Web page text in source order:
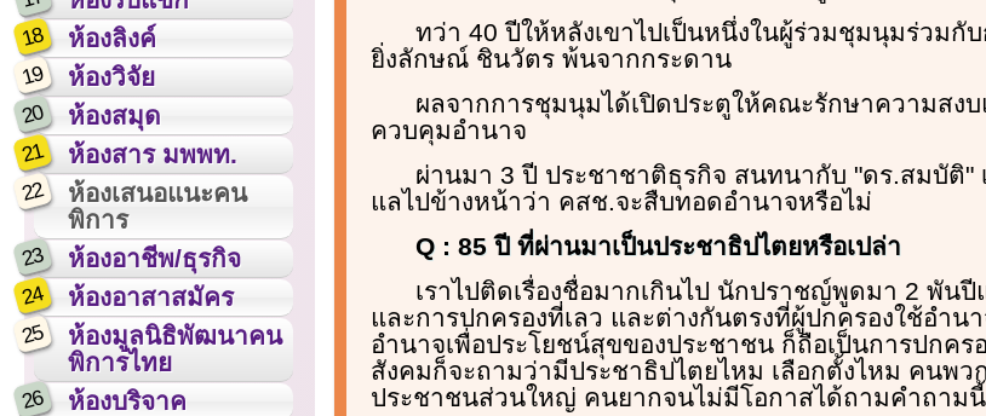
18 ห้องลิงค์
19 ห้องวิจัย
20 ห้องสมุด
21 ห้องสาร มพพท.
22
ห้องเสนอแนะคน
พิการ
23 ห้องอาชีพ/ธุรกิจ
24 ห้องอาสาสมัคร
25
ห้องมูลนิธิพัฒนาคน
พิการไทย
26 ห้องบริจาค
ทว่า 40 ปีให้หลังเขาไปเป็นหนึ่งในผู้ร่วมชุมนุมร่วมกั
ยิ่งลักษณ์ ชินวัตร พ้นจากกระดาน
ผลจากการชุมนุมได้เปิดประตูให้คณะรักษาความสง
ควบคุมอำนาจ
ผ่านมา 3 ปี ประชาชาติธุรกิจ สนทนากับ "ดร.สมบัติ"
แลไปข้างหน้าว่า คสช.จะสืบทอดอำนาจหรือไม่
Q : 85 ปี ที่ผ่านมาเป็นประชาธิปไตยหรือเปล่า
เราไปติดเรื่องชื่อมากเกินไป นักปราชญ์พูดมา 2 พัน
และการปกครองที่เลว และต่างกันตรงที่ผู้ปกครองใช้อำน
อำนาจเพื่อประโยชน์สุขของประชาชน ก็ถือเป็นการปกค
สังคมก็จะถามว่ามีประชาธิปไตยไหม เลือกตั้งไหม คนพ
ประชาชนส่วนใหญ่ คนยากจนไม่มีโอกาสได้ถามคำถามนี้